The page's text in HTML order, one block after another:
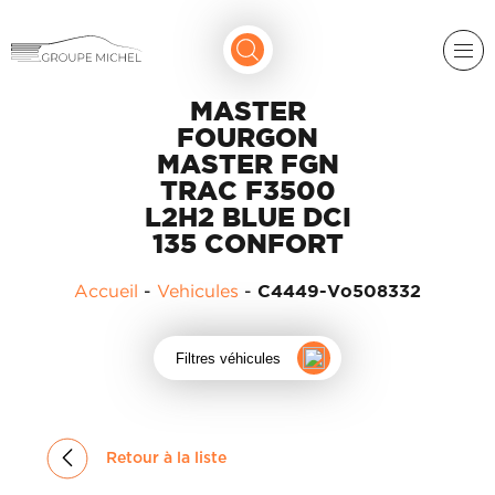
MICROCAR
SERVICES
ACADÉMIE
MASTER
FOURGON
MASTER FGN
TRAC F3500
L2H2 BLUE DCI
135 CONFORT
Accueil - Vehicules - C4449-Vo508332
Filtres véhicules
Retour à la liste